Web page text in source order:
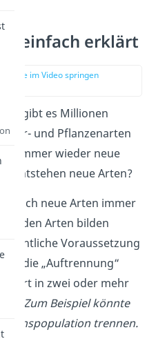
einfach erklärt
Stelle im Video springen
gibt es Millionen
Tier- und Pflanzenarten
immer wieder neue
entstehen neue Arten?
sich neue Arten immer
Arten bilden
Voraussetzung
ist die „Auftrennung“
in zwei oder mehr
Zum Beispiel könnte
Fuchspopulation trennen.